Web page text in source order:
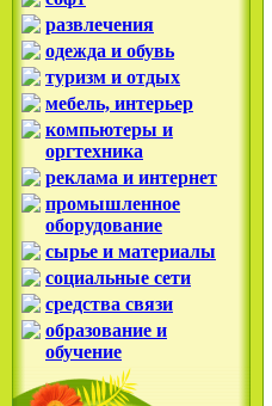
развлечения
одежда и обувь
туризм и отдых
мебель, интерьер
компьютеры и
оргтехника
реклама и интернет
промышленное
оборудование
сырье и материалы
социальные сети
средства связи
образование и
обучение